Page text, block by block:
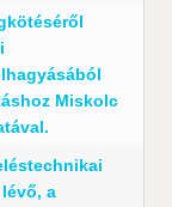
Miskolc
a